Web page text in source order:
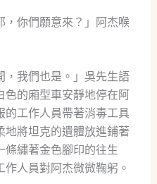
，你們願意來？」阿杰喉
，我們也是。」吳先生語
的廂型車安靜地停在阿
的工作人員帶著消毒工具
地將坦克的遺體放進鋪著
條繡著金色腳印的往生
人員對阿杰微微鞠躬。